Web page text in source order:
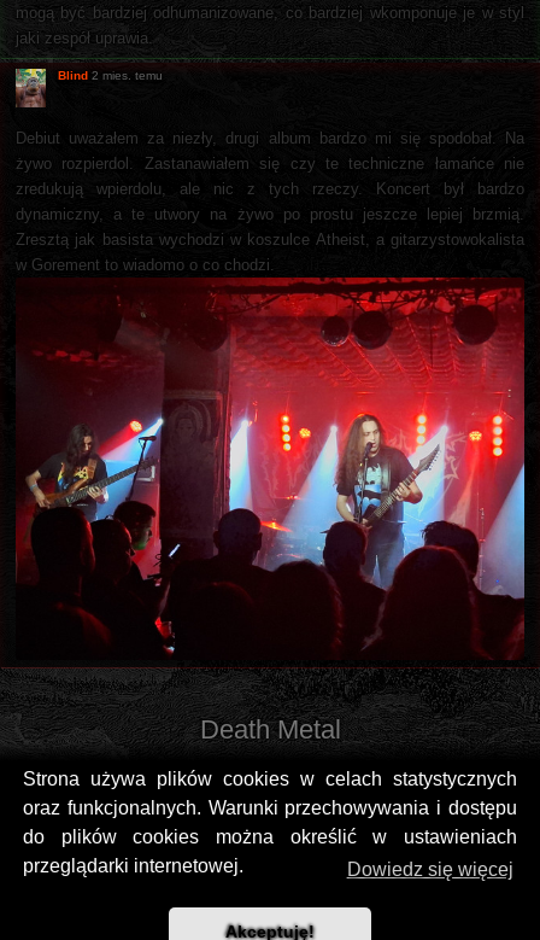
Strona używa plików cookies w celach statystycznych
oraz funkcjonalnych. Warunki przechowywania i dostępu
do plików cookies można określić w ustawieniach
przeglądarki internetowej.
Dowiedz się więcej
Akceptuję!
mogą być bardziej odhumanizowane, co bardziej wkomponuje je w styl
jaki zespół uprawia.
Blind 2 mies. temu
Debiut uważałem za niezły, drugi album bardzo mi się spodobał. Na
żywo rozpierdol. Zastanawiałem się czy te techniczne łamańce nie
zredukują wpierdolu, ale nic z tych rzeczy. Koncert był bardzo
dynamiczny, a te utwory na żywo po prostu jeszcze lepiej brzmią.
Zresztą jak basista wychodzi w koszulce Atheist, a gitarzystowokalista
w Gorement to wiadomo o co chodzi.
Death Metal